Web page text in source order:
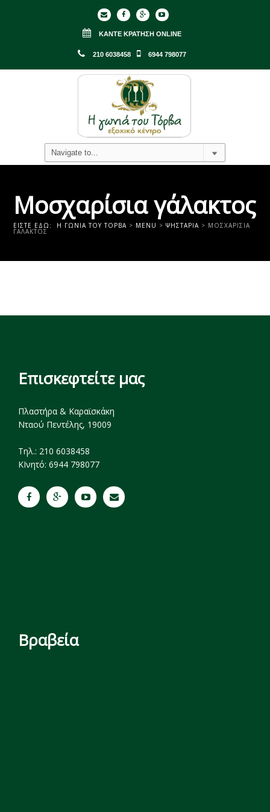
ΚΆΝΤΕ ΚΡΆΤΗΣΗ ONLINE
210 6038458 6944 798077
Μοσχαρίσια γάλακτος
ΕΊΣΤΕ ΕΔΏ: Η ΓΩΝΙΑ ΤΟΥ ΤΟΡΒΑ > MENU >ΨΗΣΤΑΡΙΆ > ΜΟΣΧΑΡΊΣΙΑ
ΓΆΛΑΚΤΟΣ
Επισκεφτείτε μας
Πλαστήρα & Καραϊσκάκη
Νταού Πεντέλης, 19009
Tηλ.: 210 6038458
ΚΙνητό: 6944 798077
Βραβεία